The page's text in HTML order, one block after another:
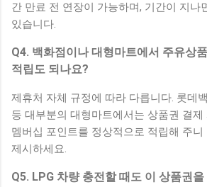
간 만료 전 연장이 가능하며, 기간이 지나
있습니다.
Q4. 백화점이나 대형마트에서 주유상
적립도 되나요?
제휴처 자체 규정에 따라 다릅니다. 롯데
등 대부분의 대형마트에서는 상품권 결제
멤버십 포인트를 정상적으로 적립해 주
제시하세요.
Q5. LPG 차량 충전할 때도 이 상품권